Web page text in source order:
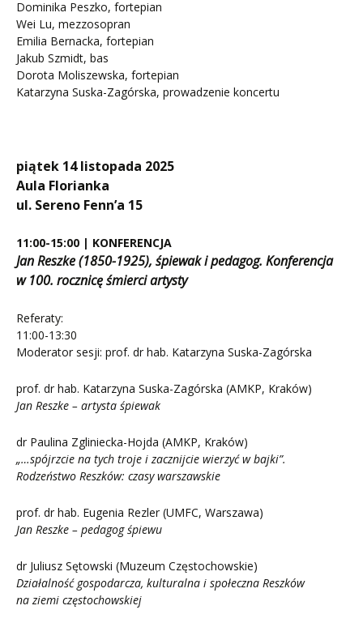
Dominika Peszko, fortepian
Wei Lu, mezzosopran
Emilia Bernacka, fortepian
Jakub Szmidt, bas
Dorota Moliszewska, fortepian
Katarzyna Suska-Zagórska, prowadzenie koncertu
piątek 14 listopada 2025
Aula Florianka
ul. Sereno Fenn’a 15
11:00-15:00 | KONFERENCJA
Jan Reszke (1850-1925), śpiewak i pedagog. Konferencja
w 100. rocznicę śmierci artysty
Referaty:
11:00-13:30
Moderator sesji: prof. dr hab. Katarzyna Suska-Zagórska
prof. dr hab. Katarzyna Suska-Zagórska (AMKP, Kraków)
Jan Reszke – artysta śpiewak
dr Paulina Zgliniecka-Hojda (AMKP, Kraków)
„…spójrzcie na tych troje i zacznijcie wierzyć w bajki”.
Rodzeństwo Reszków: czasy warszawskie
prof. dr hab. Eugenia Rezler (UMFC, Warszawa)
Jan Reszke – pedagog śpiewu
dr Juliusz Sętowski (Muzeum Częstochowskie)
Działalność gospodarcza, kulturalna i społeczna Reszków
na ziemi częstochowskiej